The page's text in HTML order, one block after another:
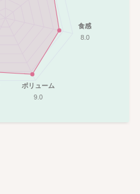
食感
8.0
ボリューム
9.0